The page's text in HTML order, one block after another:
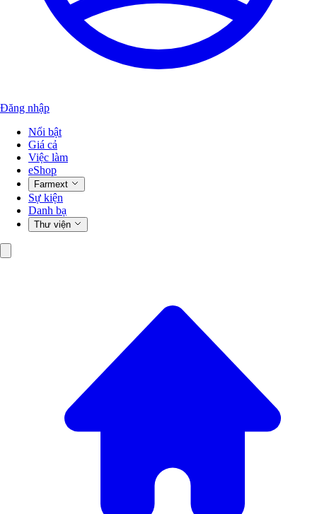
Đăng nhập
Nổi bật
Giá cả
Việc làm
eShop
Farmext
Sự kiện
Danh bạ
Thư viện